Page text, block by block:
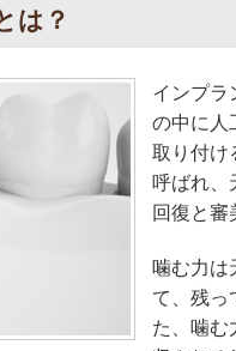
は？
インプラ
の中に人
取り付け
呼ばれ、
回復と審
噛む力は
て、残っ
た、噛む